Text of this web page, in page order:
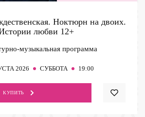
Ноктюрн на двоих.
любви 12+
музыкальная программа
2026 СУББОТА 19:00
КУПИТЬ